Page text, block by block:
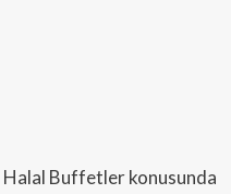
Halal Buffetler konusunda